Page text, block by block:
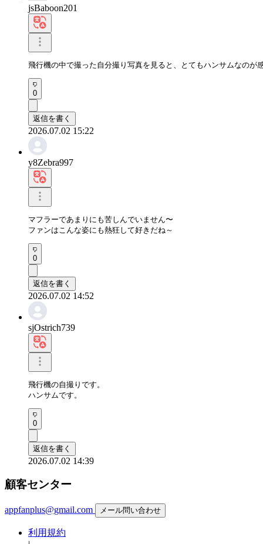
jsBaboon201
飛行機の中で撮った自分撮り写真を見ると、とてもハンサムなの
0
返信を書く
2026.07.02 15:22
y8Zebra997
マフラーであまりにも苦しんでいません〜
ファンはこんな姿にも熱狂して好きだね～
0
返信を書く
2026.07.02 14:52
sjOstrich739
飛行機の自撮りです。
ハンサムです。
0
返信を書く
2026.07.02 14:39
顧客センター
appfanplus@gmail.com メール問い合わせ
利用規約